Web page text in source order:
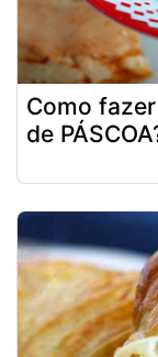
Como
de